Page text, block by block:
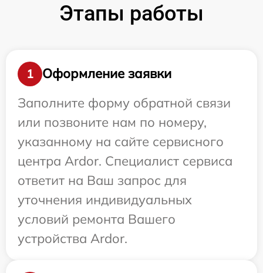
Этапы работы
1
Оформление заявки
Заполните форму обратной связи
или позвоните нам по номеру,
указанному на сайте сервисного
центра Ardor. Специалист сервиса
ответит на Ваш запрос для
уточнения индивидуальных
условий ремонта Вашего
устройства Ardor.